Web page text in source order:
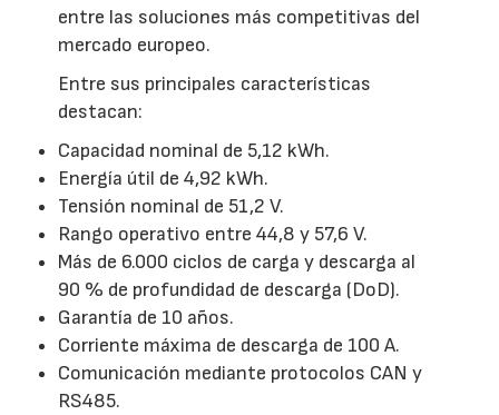
entre las soluciones más competitivas del
mercado europeo.
Entre sus principales características
destacan:
Capacidad nominal de 5,12 kWh.
Energía útil de 4,92 kWh.
Tensión nominal de 51,2 V.
Rango operativo entre 44,8 y 57,6 V.
Más de 6.000 ciclos de carga y descarga al
90 % de profundidad de descarga (DoD).
Garantía de 10 años.
Corriente máxima de descarga de 100 A.
Comunicación mediante protocolos CAN y
RS485.